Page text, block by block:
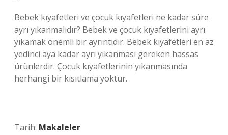
Bebek kıyafetleri ve çocuk kıyafetleri ne kadar süre
ayrı yıkanmalıdır? Bebek ve çocuk kıyafetlerini ayrı
yıkamak önemli bir ayrıntıdır. Bebek kıyafetleri en az
yedinci aya kadar ayrı yıkanması gereken hassas
ürünlerdir. Çocuk kıyafetlerinin yıkanmasında
herhangi bir kısıtlama yoktur.
Tarih: Makaleler